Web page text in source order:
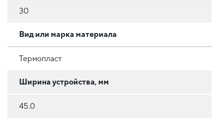
30
Вид или марка материала
Термопласт
Ширина устройства, мм
45.0